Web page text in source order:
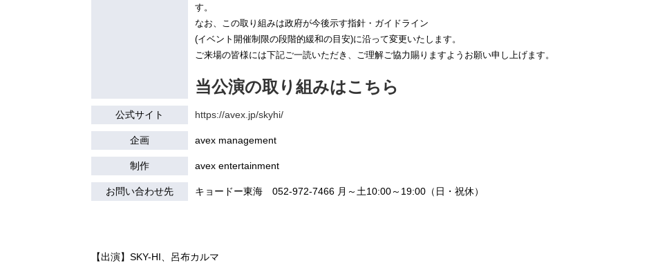
す。
なお、この取り組みは政府が今後示す指針・ガイドライン
(イベント開催制限の段階的緩和の目安)に沿って変更いたします。
ご来場の皆様には下記ご一読いただき、ご理解ご協力賜りますようお願い申し上げます。
当公演の取り組みはこちら
公式サイト https://avex.jp/skyhi/
企画 avex management
制作 avex entertainment
お問い合わせ先 キョードー東海 052-972-7466 月～土10:00～19:00（日・祝休）
【出演】SKY-HI、呂布カルマ